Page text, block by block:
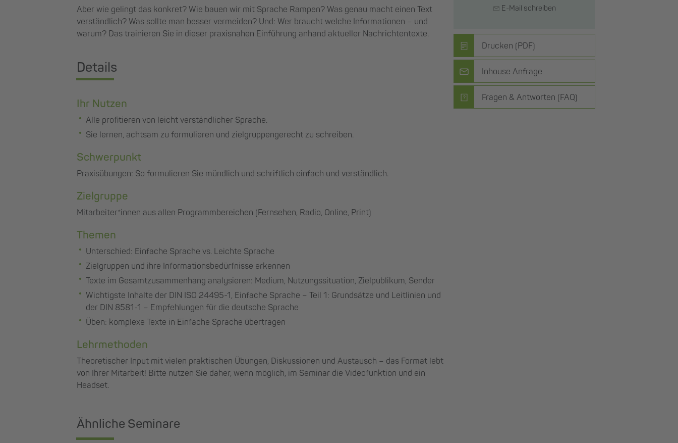
Aber wie gelingt das konkret? Wie bauen wir mit Sprache Rampen? Was genau macht einen Text
verständlich? Was sollte man besser vermeiden? Und: Wer braucht welche Informationen – und
warum? Das trainieren Sie in dieser praxisnahen Einführung anhand aktueller Nachrichtentexte.
Details
Ihr Nutzen
Alle profitieren von leicht verständlicher Sprache.
Sie lernen, achtsam zu formulieren und zielgruppengerecht zu schreiben.
Schwerpunkt
Praxisübungen: So formulieren Sie mündlich und schriftlich einfach und verständlich.
Zielgruppe
Mitarbeiter*innen aus allen Programmbereichen (Fernsehen, Radio, Online, Print)
Themen
Unterschied: Einfache Sprache vs. Leichte Sprache
Zielgruppen und ihre Informationsbedürfnisse erkennen
Texte im Gesamtzusammenhang analysieren: Medium, Nutzungssituation, Zielpublikum, Sender
Wichtigste Inhalte der DIN ISO 24495-1, Einfache Sprache – Teil 1: Grundsätze und Leitlinien und
der DIN 8581-1 – Empfehlungen für die deutsche Sprache
Üben: komplexe Texte in Einfache Sprache übertragen
Lehrmethoden
Theoretischer Input mit vielen praktischen Übungen, Diskussionen und Austausch – das Format lebt
von Ihrer Mitarbeit! Bitte nutzen Sie daher, wenn möglich, im Seminar die Videofunktion und ein
Headset.
E-Mail schreiben
Drucken (PDF)
Inhouse Anfrage
Fragen & Antworten (FAQ)
Ähnliche Seminare